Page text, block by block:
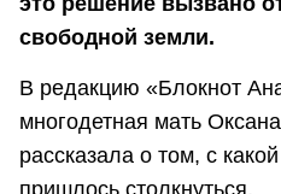
свободной земли.
В редакцию «Блокнот
многодетная мать
рассказала о том, с
пришлось столкнуться.